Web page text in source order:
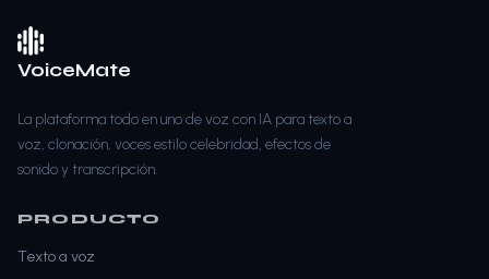
VoiceMate
La plataforma todo en uno de voz con IA para texto a
voz, clonación, voces estilo celebridad, efectos de
sonido y transcripción.
PRODUCTO
Texto a voz